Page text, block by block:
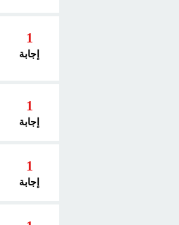
1
إجابة
1
إجابة
1
إجابة